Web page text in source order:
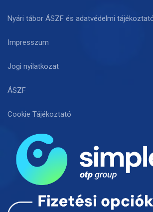
Nyári tábor ÁSZF és adatvédelmi
Impresszum
Jogi nyilatkozat
ÁSZF
Cookie Tájékoztató